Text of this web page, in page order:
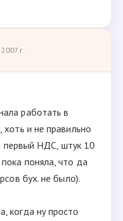
г.
работать в
и не правильно
первый НДС, штук 10
поняла, что да
бух. не было).
когда ну просто